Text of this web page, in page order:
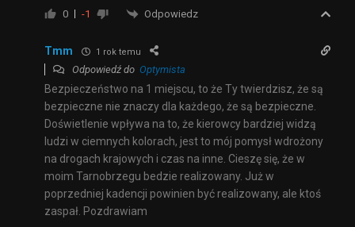
0 -1 Odpowiedz
Tmm 1 rok temu
Odpowiedź do Optymista
Bezpieczeństwo na 1 miejscu, to że Ty twierdzisz, że są
bezpieczne nie znaczy dla każdego, że są bezpieczne.
Doświetlenie wpływa na to, że kierowcy bardziej widzą
ludzi w ciemnych kolorach, jest to mój pomysł wdrożony
na drogach krajowych i czas na inne. Cieszę się, że w
moim Tarnobrzegu bedzie realizowany. Już w
poprzedniej kadencji powinien być realizowany, ale ktoś
zaspał. Pozdrawiam